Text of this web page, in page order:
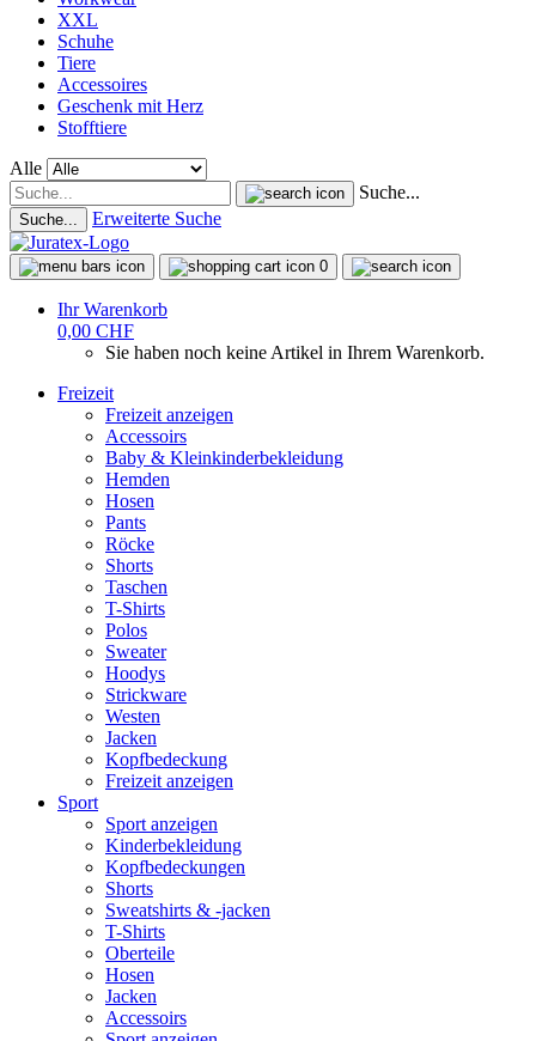
XXL
Schuhe
Tiere
Accessoires
Geschenk mit Herz
Stofftiere
Alle
Suche...
Suche... Erweiterte Suche
0
Ihr Warenkorb
0,00 CHF
Sie haben noch keine Artikel in Ihrem Warenkorb.
Freizeit
Freizeit anzeigen
Accessoirs
Baby & Kleinkinderbekleidung
Hemden
Hosen
Pants
Röcke
Shorts
Taschen
T-Shirts
Polos
Sweater
Hoodys
Strickware
Westen
Jacken
Kopfbedeckung
Freizeit anzeigen
Sport
Sport anzeigen
Kinderbekleidung
Kopfbedeckungen
Shorts
Sweatshirts & -jacken
T-Shirts
Oberteile
Hosen
Jacken
Accessoirs